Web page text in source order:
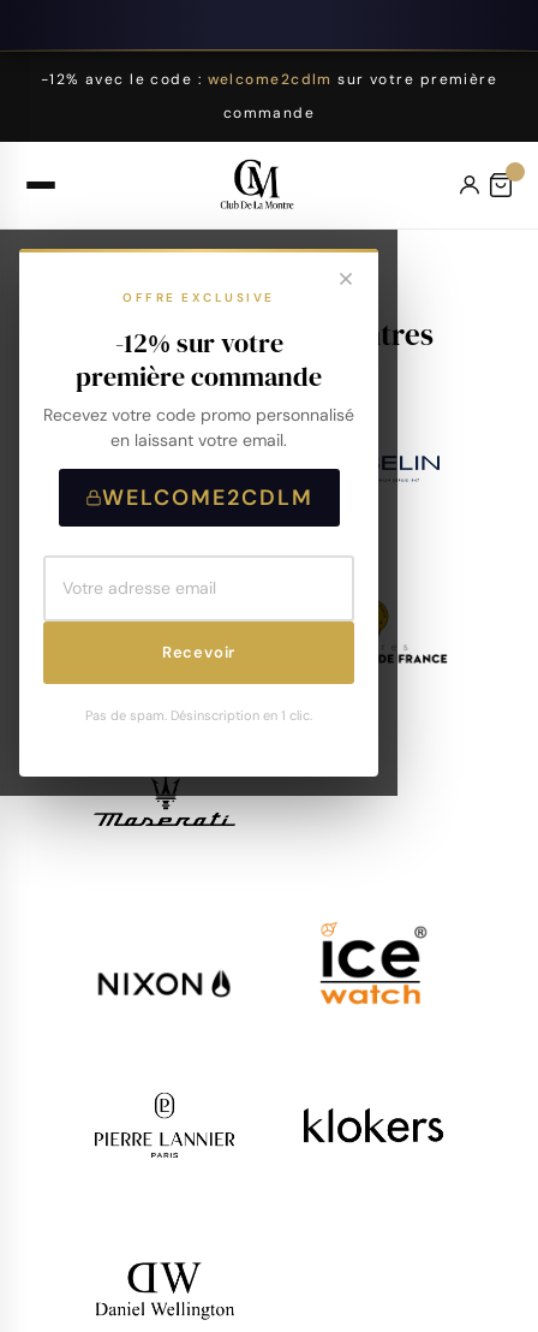
-12% avec le code : welcome2cdlm sur votre première
commande
OFFRE EXCLUSIVE
-12% sur votre
première commande
Recevez votre code promo personnalisé
en laissant votre email.
WELCOME2CDLM
Recevoir
Pas de spam. Désinscription en 1 clic.
Nos marques de montres